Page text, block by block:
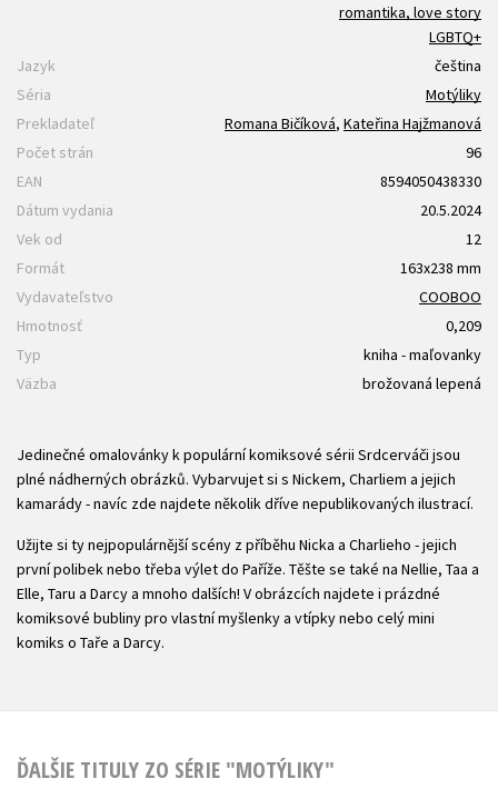
romantika, love story
LGBTQ+
Jazyk
čeština
Séria
Motýliky
Prekladateľ
Romana Bičíková, Kateřina Hajžmanová
Počet strán
96
EAN
8594050438330
Dátum vydania
20.5.2024
Vek od
12
Formát
163x238 mm
Vydavateľstvo
COOBOO
Hmotnosť
0,209
Typ
kniha - maľovanky
Väzba
brožovaná lepená
Jedinečné omalovánky k populární komiksové sérii Srdcerváči jsou
plné nádherných obrázků. Vybarvujet si s Nickem, Charliem a jejich
kamarády - navíc zde najdete několik dříve nepublikovaných ilustrací.
Užijte si ty nejpopulárnější scény z příběhu Nicka a Charlieho - jejich
první polibek nebo třeba výlet do Paříže. Těšte se také na Nellie, Taa a
Elle, Taru a Darcy a mnoho dalších! V obrázcích najdete i prázdné
komiksové bubliny pro vlastní myšlenky a vtípky nebo celý mini
komiks o Taře a Darcy.
ĎALŠIE TITULY ZO SÉRIE "MOTÝLIKY"